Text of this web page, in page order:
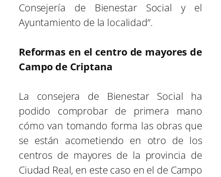
Consejería de Bienestar Social y el
Ayuntamiento de la localidad”.
Reformas en el centro de mayores de
Campo de Criptana
La consejera de Bienestar Social ha
podido comprobar de primera mano
cómo van tomando forma las obras que
se están acometiendo en otro de los
centros de mayores de la provincia de
Ciudad Real, en este caso en el de Campo